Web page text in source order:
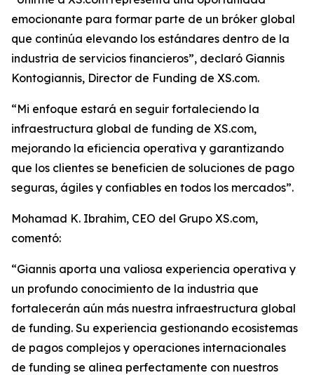
emocionante para formar parte de un bróker global
que continúa elevando los estándares dentro de la
industria de servicios financieros”, declaró Giannis
Kontogiannis, Director de Funding de XS.com.
“Mi enfoque estará en seguir fortaleciendo la
infraestructura global de funding de XS.com,
mejorando la eficiencia operativa y garantizando
que los clientes se beneficien de soluciones de pago
seguras, ágiles y confiables en todos los mercados”.
Mohamad K. Ibrahim, CEO del Grupo XS.com,
comentó:
“Giannis aporta una valiosa experiencia operativa y
un profundo conocimiento de la industria que
fortalecerán aún más nuestra infraestructura global
de funding. Su experiencia gestionando ecosistemas
de pagos complejos y operaciones internacionales
de funding se alinea perfectamente con nuestros